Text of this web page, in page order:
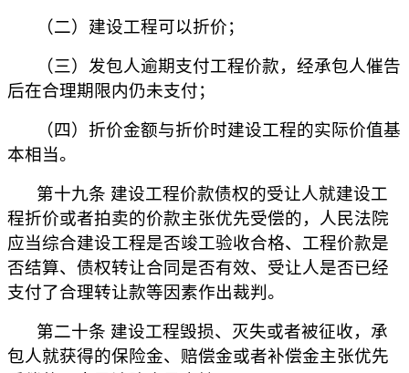
（二）建设工程可以折价；
（三）发包人逾期支付工程价款，经承包人催告
后在合理期限内仍未支付；
（四）折价金额与折价时建设工程的实际价值基
本相当。
第十九条 建设工程价款债权的受让人就建设工
程折价或者拍卖的价款主张优先受偿的，人民法院
应当综合建设工程是否竣工验收合格、工程价款是
否结算、债权转让合同是否有效、受让人是否已经
支付了合理转让款等因素作出裁判。
第二十条 建设工程毁损、灭失或者被征收，承
包人就获得的保险金、赔偿金或者补偿金主张优先